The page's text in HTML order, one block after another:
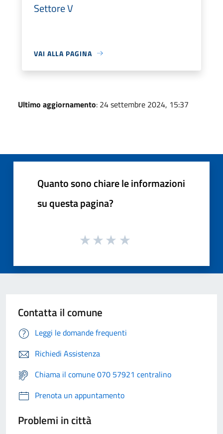
Settore V
VAI ALLA PAGINA
Ultimo aggiornamento: 24 settembre 2024, 15:37
Quanto sono chiare le informazioni
su questa pagina?
Contatta il comune
Leggi le domande frequenti
Richiedi Assistenza
Chiama il comune 070 57921 centralino
Prenota un appuntamento
Problemi in città